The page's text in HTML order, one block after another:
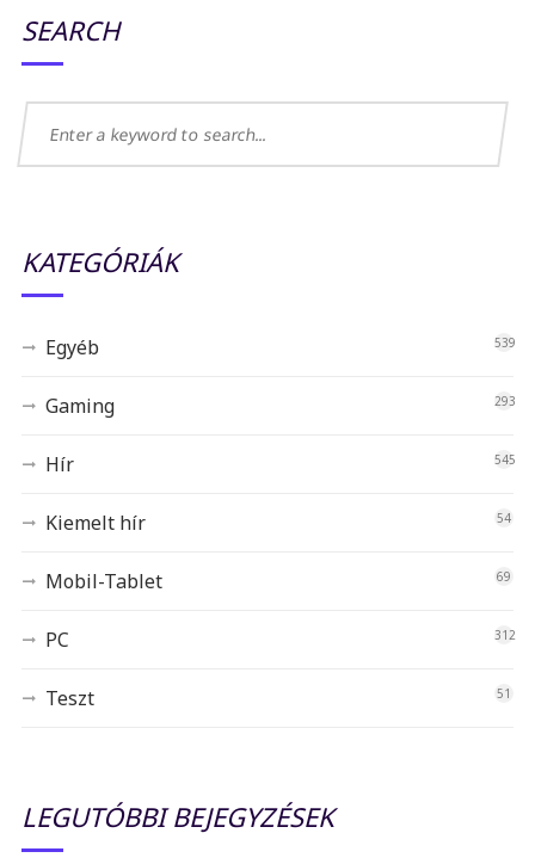
SEARCH
KATEGÓRIÁK
Egyéb 539
Gaming 293
Hír 545
Kiemelt hír 54
Mobil-Tablet 69
PC 312
Teszt 51
LEGUTÓBBI BEJEGYZÉSEK